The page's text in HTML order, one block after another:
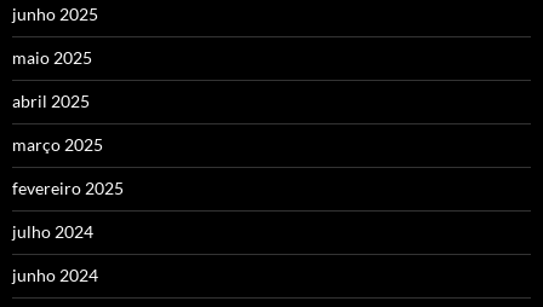
junho 2025
maio 2025
abril 2025
março 2025
fevereiro 2025
julho 2024
junho 2024